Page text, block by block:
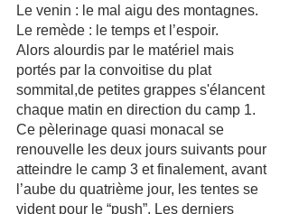
Le venin : le mal aigu des montagnes.
Le remède : le temps et l’espoir.
Alors alourdis par le matériel mais
portés par la convoitise du plat
sommital,de petites grappes s'élancent
chaque matin en direction du camp 1.
Ce pèlerinage quasi monacal se
renouvelle les deux jours suivants pour
atteindre le camp 3 et finalement, avant
l’aube du quatrième jour, les tentes se
vident pour le “push”. Les derniers